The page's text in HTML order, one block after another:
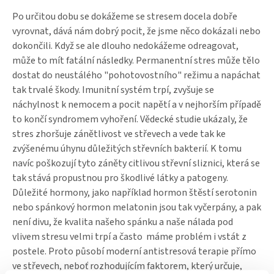
Tvorba protizánětlivých imunoglobulinů
Lactococcus lactis
W19
Bifidobacterium lactisW52
Lactobacillus plantarumW62
Bifidobacterium bifidumW23
Neobsahuježivočišné bílkoviny, lepek, droždí nebo laktózu.
Vhodnépro osoby s alergií na mléčné produkty, děti a také
během těhotenství a při kojení.
Bílkoviny
0.07 g
0.14 g
Sůl
0.02 g 0.03 g
Po určitou dobu se dokážeme se stresem docela dobře
vyrovnat, dává nám dobrý pocit, že jsme něco dokázali nebo
dokončili. Když se ale dlouho nedokážeme odreagovat,
může to mít fatální následky. Permanentní stres může tělo
dostat do neustálého "pohotovostního" režimu a napáchat
tak trvalé škody. Imunitní systém trpí, zvyšuje se
náchylnost k nemocem a pocit napětí a v nejhorším případě
to končí syndromem vyhoření. Vědecké studie ukázaly, že
stres zhoršuje zánětlivost ve střevech a vede tak ke
zvýšenému úhynu důležitých střevních bakterií. K tomu
navíc poškozují tyto záněty citlivou střevní sliznici, která se
tak stává propustnou pro škodlivé látky a patogeny.
Důležité hormony, jako například hormon štěstí serotonin
nebo spánkový hormon melatonin jsou tak vyčerpány, a pak
není divu, že kvalita našeho spánku a naše nálada pod
vlivem stresu velmi trpí a často máme problém i vstát z
postele. Proto působí moderní antistresová terapie přímo
ve střevech, neboť rozhodujícím faktorem, který určuje,